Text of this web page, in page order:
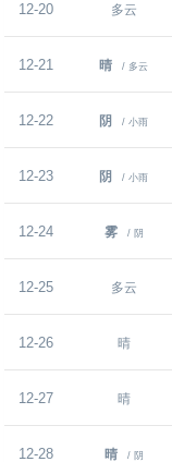
12-20 多云
12-21 晴 / 多云
12-22 阴 / 小雨
12-23 阴 / 小雨
12-24 雾 / 阴
12-25 多云
12-26 晴
12-27 晴
12-28 晴 / 阴